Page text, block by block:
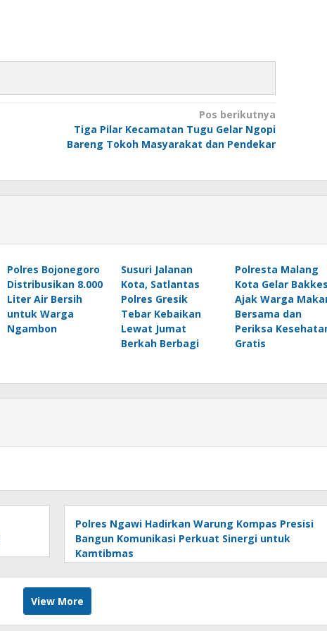
Pos berikutnya
Tiga Pilar Kecamatan Tugu Gelar Ngopi
Bareng Tokoh Masyarakat dan Pendekar
Polres Bojonegoro
Distribusikan 8.000
Liter Air Bersih
untuk Warga
Ngambon
Susuri Jalanan
Kota, Satlantas
Polres Gresik
Tebar Kebaikan
Lewat Jumat
Berkah Berbagi
Polresta Malang
Kota Gelar
Ajak Warga
Bersama dan
Periksa
Gratis
Polres Ngawi Hadirkan Warung Kompas Presisi
Bangun Komunikasi Perkuat Sinergi untuk
Kamtibmas
View More